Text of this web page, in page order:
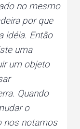
no mesmo
por que
idéia. Então
uma
um objeto
Quando
o
nos notamos